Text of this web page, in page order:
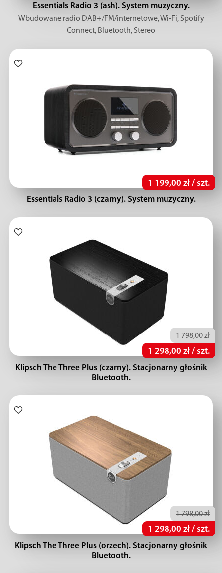
Essentials Radio 3 (ash). System muzyczny.
Wbudowane radio DAB+/FM/internetowe, Wi-Fi, Spotify
Connect, Bluetooth, Stereo
1 199,00 zł / szt.
Essentials Radio 3 (czarny). System muzyczny.
1 798,00 zł
1 298,00 zł / szt.
Klipsch The Three Plus (czarny). Stacjonarny głośnik
Bluetooth.
1 798,00 zł
1 298,00 zł / szt.
Klipsch The Three Plus (orzech). Stacjonarny głośnik
Bluetooth.